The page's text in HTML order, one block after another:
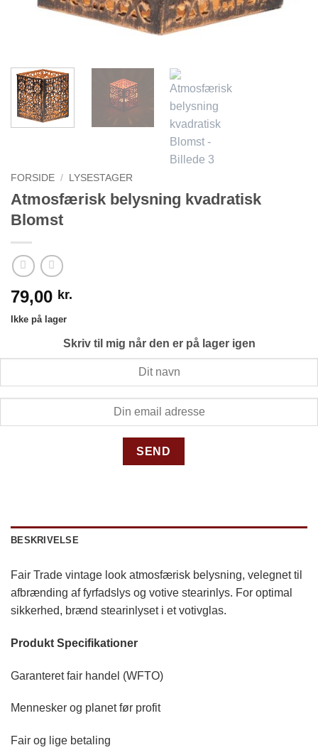
FORSIDE / LYSESTAGER
Atmosfærisk belysning kvadratisk
Blomst
79,00 kr.
Ikke på lager
Skriv til mig når den er på lager igen
BESKRIVELSE
Fair Trade vintage look atmosfærisk belysning, velegnet til
afbrænding af fyrfadslys og votive stearinlys. For optimal
sikkerhed, brænd stearinlyset i et votivglas.
Produkt Specifikationer
Garanteret fair handel (WFTO)
Mennesker og planet før profit
Fair og lige betaling